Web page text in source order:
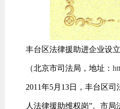
丰台区法律援助进企业设
（北京市司法局，地址：
2011年5月13日，丰台区
人法律援助维权岗”。市